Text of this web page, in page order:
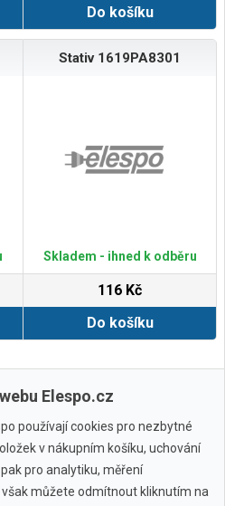
Do košíku
Stativ 1619PA8301
Skladem - ihned k odběru
116 Kč
Do košíku
další
Elespo.cz
používají cookies pro nezbytné
v nákupním košíku, uchování
pro analytiku, měření
můžete odmítnout kliknutím na